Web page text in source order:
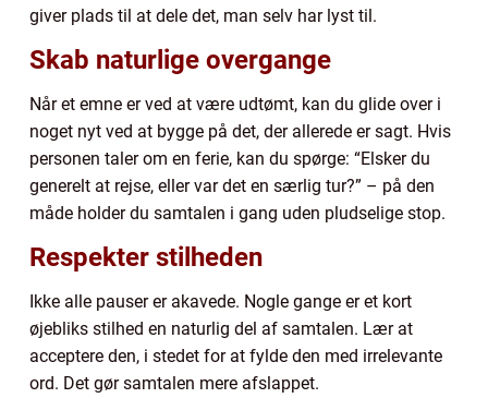
giver plads til at dele det, man selv har lyst til.
Skab naturlige overgange
Når et emne er ved at være udtømt, kan du glide over i
noget nyt ved at bygge på det, der allerede er sagt. Hvis
personen taler om en ferie, kan du spørge: “Elsker du
generelt at rejse, eller var det en særlig tur?” – på den
måde holder du samtalen i gang uden pludselige stop.
Respekter stilheden
Ikke alle pauser er akavede. Nogle gange er et kort
øjebliks stilhed en naturlig del af samtalen. Lær at
acceptere den, i stedet for at fylde den med irrelevante
ord. Det gør samtalen mere afslappet.